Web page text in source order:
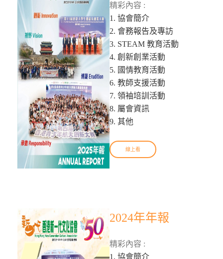
精彩內容 :
1. 協會簡介
2. 會務報告及專訪
3. STEAM 教育活動
4. 創新創業活動
5. 國情教育活動
6. 教師支援活動
7. 領袖培訓活動
8. 屬會資訊
9. 其他
線上看
2024年年報
精彩內容 :
1. 協會簡介